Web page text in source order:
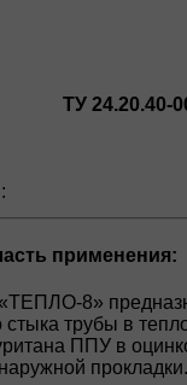
ТУ 24.20.40-
применения:
8»
стыка трубы в
ППУ в
прокладки.